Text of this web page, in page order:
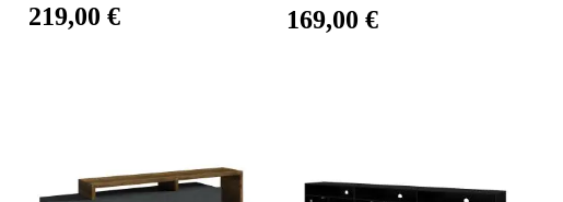
219,00 € 169,00 €